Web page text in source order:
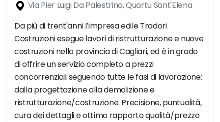
Via Pier Luigi Da Palestrina, Quartu Sant'Elena
Da più di trent'anni l’impresa edile Tradori
Costruzioni esegue lavori di ristrutturazione e nuove
costruzioni nella provincia di Cagliari, ed è in grado
di offrire un servizio completo a prezzi
concorrenziali seguendo tutte le fasi di lavorazione:
dalla progettazione alla demolizione e
ristrutturazione/costruzione. Precisione, puntualità,
cura dei dettagli e ottimo rapporto qualità/prezzo